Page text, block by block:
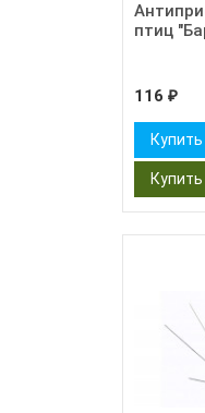
птиц
116 ₽
Купить